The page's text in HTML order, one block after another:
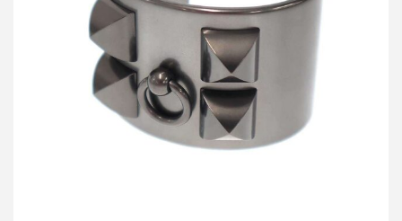
ブレスレット
買取金額26,400円
詳しく見る